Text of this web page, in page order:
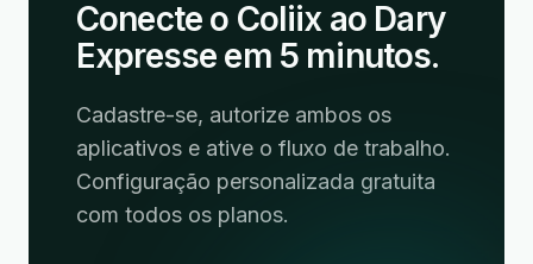
Conecte o Coliix ao Dary
Expresse em 5 minutos.
Cadastre-se, autorize ambos os
aplicativos e ative o fluxo de trabalho.
Configuração personalizada gratuita
com todos os planos.